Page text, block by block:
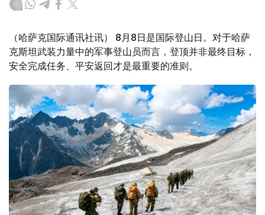
（哈萨克国际通讯社讯） 8月8日是国际登山日。对于哈萨
克斯坦武装力量中的军事登山员而言，登顶并非最终目标，
安全完成任务、平安返回才是最重要的准则。